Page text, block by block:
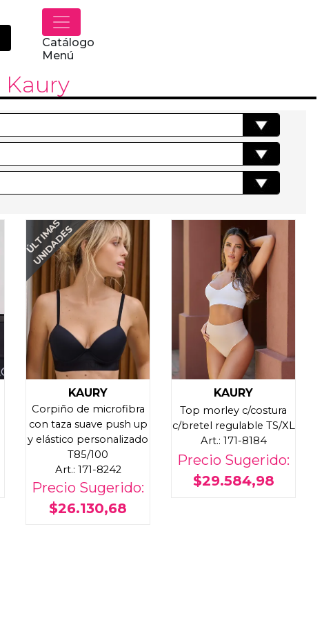
Catálogo
Menú
Kaury
ÚLTIMAS
UNIDADES
KAURY
Corpiño de microfibra
con taza suave push up
y elástico personalizado
T85/100
Art.: 171-8242
Precio Sugerido:
$26.130,68
KAURY
Top morley c/costura
c/bretel regulable TS/XL
Art.: 171-8184
Precio Sugerido:
$29.584,98